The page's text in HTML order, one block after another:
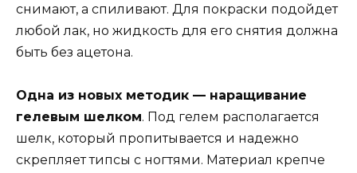
снимают, а спиливают. Для покраски подойдет
любой лак, но жидкость для его снятия должна
быть без ацетона.
Одна из новых методик — наращивание
гелевым шелком. Под гелем располагается
шелк, который пропитывается и надежно
скрепляет типсы с ногтями. Материал крепче